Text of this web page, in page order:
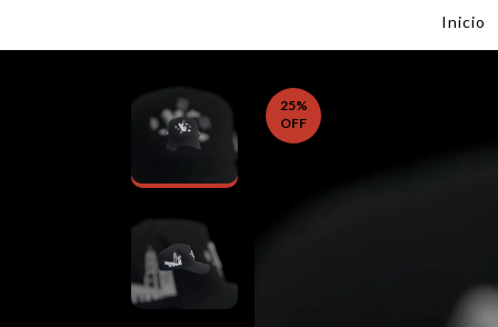
Inicio
25%
OFF